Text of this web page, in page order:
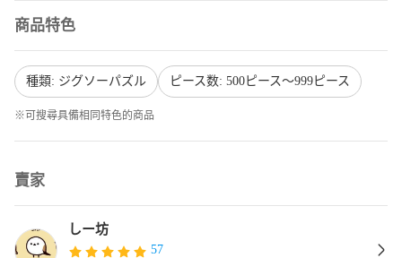
商品特色
種類: ジグソーパズル ピース数: 500ピース〜999ピース
※可搜尋具備相同特色的商品
賣家
しー坊
57